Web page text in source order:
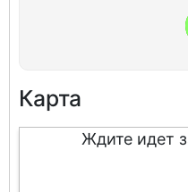
Карта
Ждите идет